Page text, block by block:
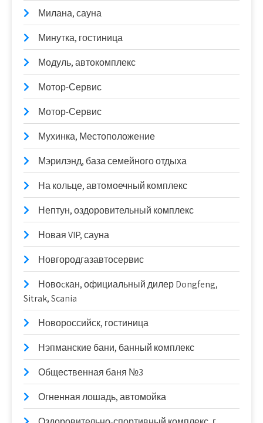
Милана, сауна
Минутка, гостиница
Модуль, автокомплекс
Мотор-Сервис
Мотор-Сервис
Мухинка, Местоположение
Мэрилэнд, база семейного отдыха
На кольце, автомоечный комплекс
Нептун, оздоровительный комплекс
Новая VIP, сауна
Новгородгазавтосервис
Новоcкан, официальный дилер Dongfeng,
Sitrak, Scania
Новороссийск, гостиница
Нэпманские бани, банный комплекс
Общественная баня №3
Огненная лошадь, автомойка